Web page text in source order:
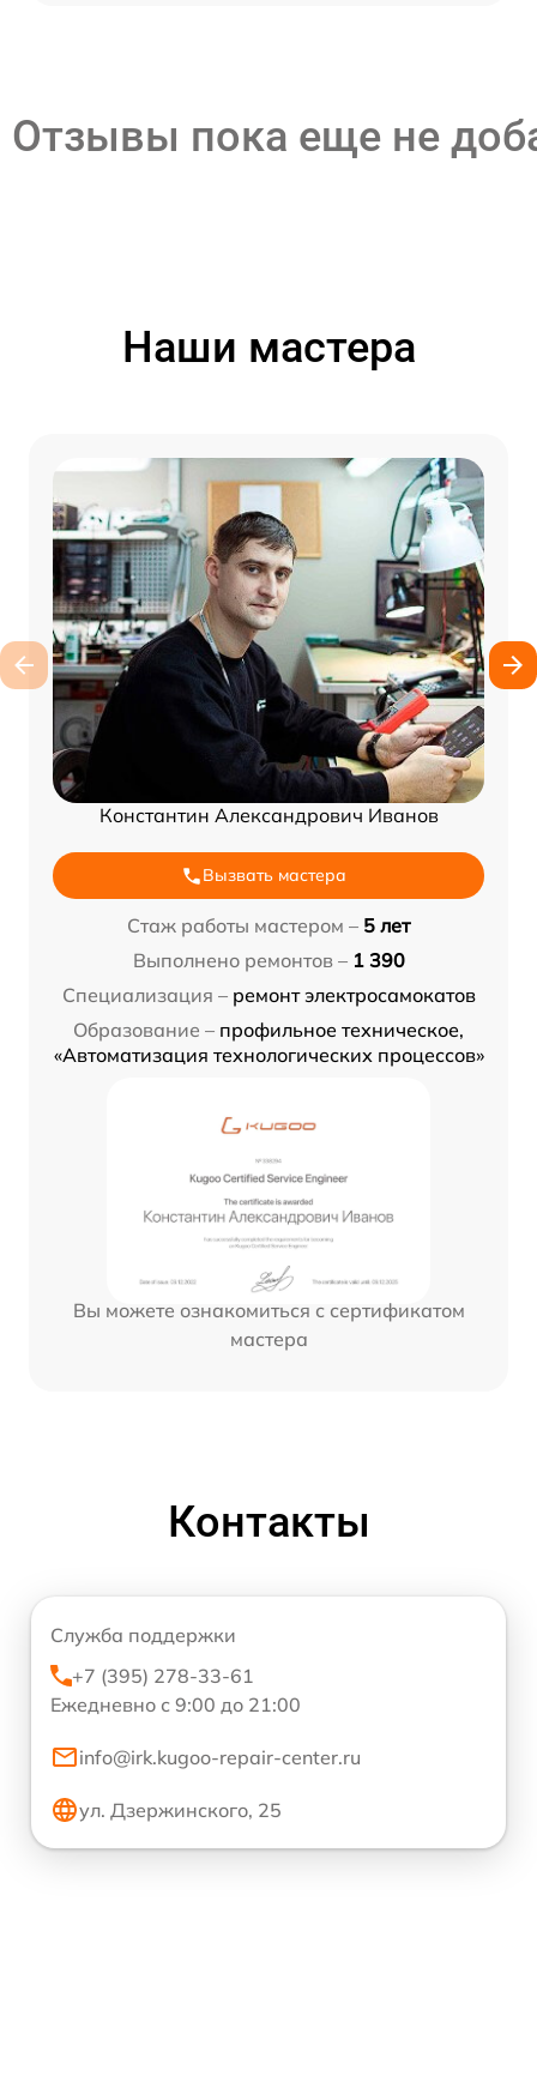
Отзывы пока еще не
Наши мастера
Константин Александрович Иванов
Вызвать мастера
Стаж работы мастером – 5 лет
Выполнено ремонтов – 1 390
Специализация – ремонт электросамокатов
Образование – профильное техническое,
«Автоматизация технологических процессов»
Вы можете ознакомиться с сертификатом
мастера
Контакты
Служба поддержки
+7 (395) 278-33-61
Ежедневно с 9:00 до 21:00
info@irk.kugoo-repair-center.ru
ул. Дзержинского, 25